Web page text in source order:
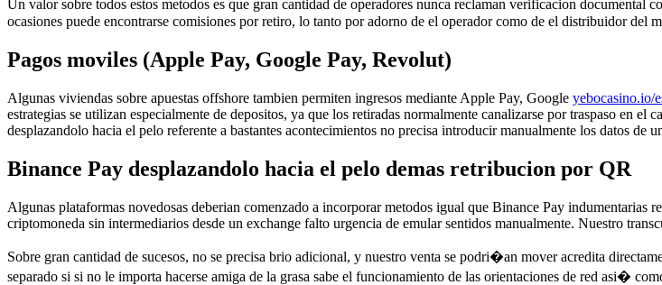
Un valor sobre todos estos metodos es que gran cantidad de operadores nunca reclaman verificacion
ocasiones puede encontrarse comisiones por retiro, lo tanto por adorno de el operador como de el distribuidor del
Pagos moviles (Apple Pay, Google Pay, Revolut)
Algunas viviendas sobre apuestas offshore tambien permiten ingresos mediante Apple Pay, Google yebocasino.io/
estrategias se utilizan especialmente de depositos, ya que los retiradas normalmente canalizarse por traspaso en
desplazandolo hacia el pelo referente a bastantes acontecimientos no precisa introducir manualmente los datos de
Binance Pay desplazandolo hacia el pelo demas retribucion por QR
Algunas plataformas novedosas deberian comenzado a incorporar metodos igual que Binance Pay
criptomoneda sin intermediarios desde un exchange falto urgencia de emular sentidos manualmente. Nuestro
Sobre gran cantidad de sucesos, no se precisa brio adicional, y nuestro venta se podri�an mover acredita
separado si si no le importa hacerse amiga de la grasa sabe el funcionamiento de las orientaciones de red asi�